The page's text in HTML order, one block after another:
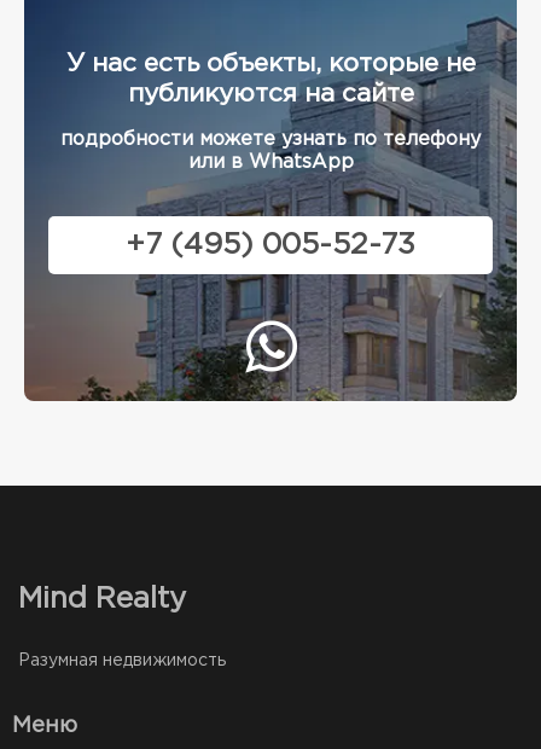
У нас есть объекты, которые не
публикуются на сайте
подробности можете узнать по телефону
или в WhatsApp
+7 (495) 005-52-73
Mind Realty
Разумная недвижимость
Меню